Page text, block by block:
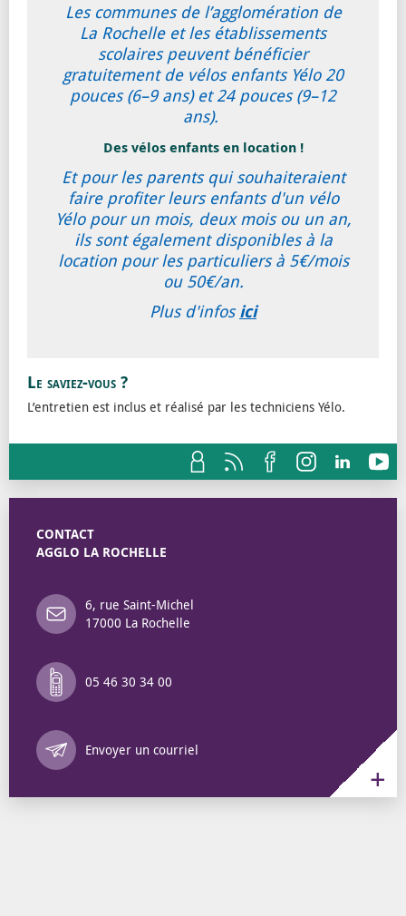
Les communes de l’agglomération de
La Rochelle et les établissements
scolaires peuvent bénéficier
gratuitement de vélos enfants Yélo 20
pouces (6–9 ans) et 24 pouces (9–12
ans).
Des vélos enfants en location !
Et pour les parents qui souhaiteraient
faire profiter leurs enfants d'un vélo
Yélo pour un mois, deux mois ou un an,
ils sont également disponibles à la
location pour les particuliers à 5€/mois
ou 50€/an.
Plus d'infosici
Le saviez-vous ?
L’entretien est inclus et réalisé par les techniciens Yélo.
CONTACT
AGGLO LA ROCHELLE
6, rue Saint-Michel
17000 La Rochelle
05 46 30 34 00
Envoyer un courriel
Annuaire